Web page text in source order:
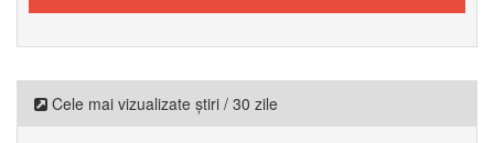
Cele mai vizualizate știri / 30 zile